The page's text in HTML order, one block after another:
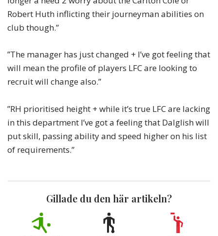
Robert Huth inflicting their journeyman abilities on
club though.”
”The manager has just changed + I’ve got feeling that
will mean the profile of players LFC are looking to
recruit will change also.”
”RH prioritised height + while it’s true LFC are lacking
in this department I’ve got a feeling that Dalglish will
put skill, passing ability and speed higher on his list
of requirements.”
Gillade du den här artikeln?